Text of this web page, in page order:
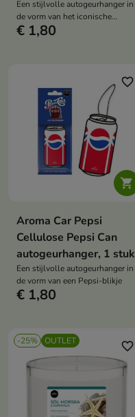
Een stijlvolle autogeurhanger in
de vorm van het iconische
colaflesje
€ 1,80

favorite_border
Aroma Car Pepsi
Cellulose Pepsi Can
autogeurhanger, 1 stuk
Een stijlvolle autogeurhanger in
de vorm van een Pepsi-blikje
€ 1,80
-25% OUTLET favorite_border